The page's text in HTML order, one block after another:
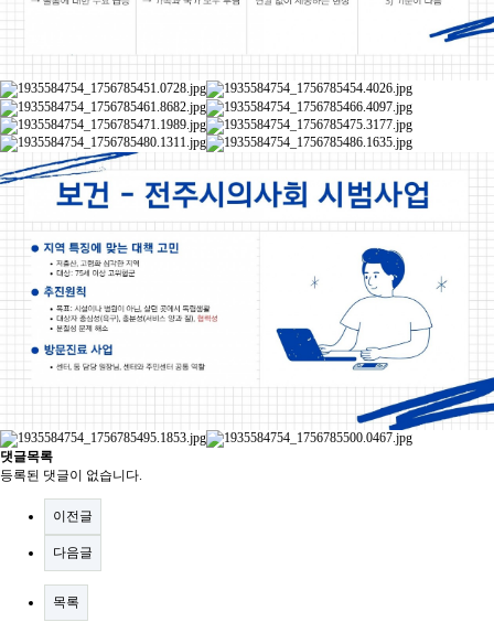
댓글목록
등록된 댓글이 없습니다.
이전글
다음글
목록